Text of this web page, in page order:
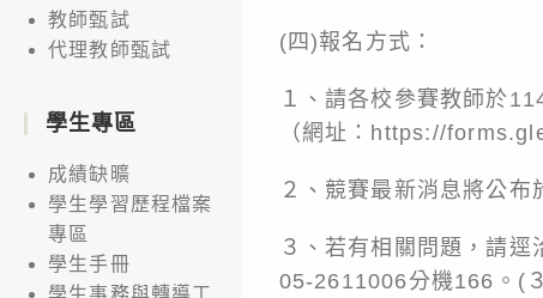
(四)報名方式：
１、請各校參賽教師於
（網址：https://
２、競賽最新消息將公布
３、若有相關問題，請
05-2611006分機166。(
教師甄試
代理教師甄試
學生專區
成績缺曠
學生學習歷程檔案
專區
學生手冊
學生事務與轉導工